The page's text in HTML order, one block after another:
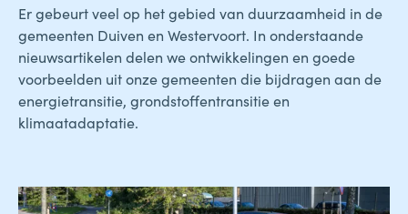
Er gebeurt veel op het gebied van duurzaamheid in de
gemeenten Duiven en Westervoort. In onderstaande
nieuwsartikelen delen we ontwikkelingen en goede
voorbeelden uit onze gemeenten die bijdragen aan de
energietransitie, grondstoffentransitie en
klimaatadaptatie.